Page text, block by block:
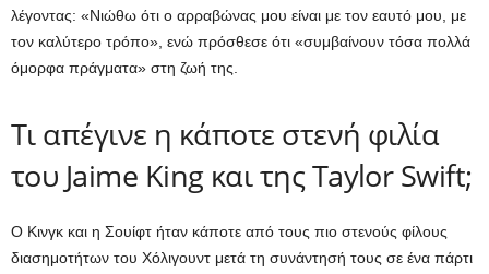
λέγοντας: «Νιώθω ότι ο αρραβώνας μου είναι με τον εαυτό μου, με
τον καλύτερο τρόπο», ενώ πρόσθεσε ότι «συμβαίνουν τόσα πολλά
όμορφα πράγματα» στη ζωή της.
Τι απέγινε η κάποτε στενή φιλία
του Jaime King και της Taylor Swift;
Ο Κινγκ και η Σουίφτ ήταν κάποτε από τους πιο στενούς φίλους
διασημοτήτων του Χόλιγουντ μετά τη συνάντησή τους σε ένα πάρτι